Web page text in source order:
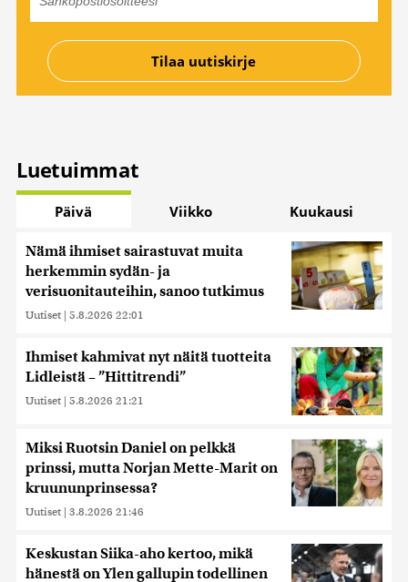
Luetuimmat
Päivä Viikko Kuukausi
Nämä ihmiset sairastuvat muita
herkemmin sydän- ja
verisuonitauteihin, sanoo tutkimus
Uutiset | 5.8.2026 22:01
Ihmiset kahmivat nyt näitä tuotteita
Lidleistä – ”Hittitrendi”
Uutiset | 5.8.2026 21:21
Miksi Ruotsin Daniel on pelkkä
prinssi, mutta Norjan Mette-Marit on
kruununprinsessa?
Uutiset | 3.8.2026 21:46
Keskustan Siika-aho kertoo, mikä
hänestä on Ylen gallupin todellinen